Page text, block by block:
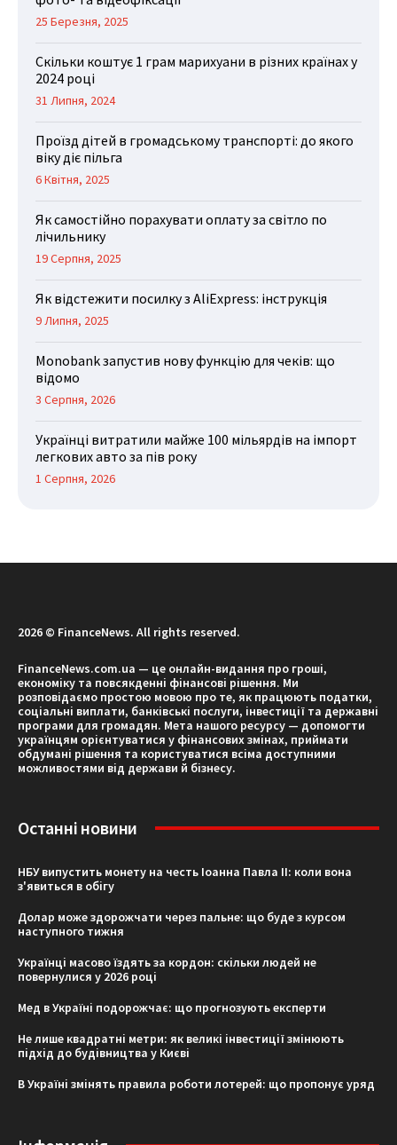
25 Березня, 2025
Скільки коштує 1 грам марихуани в різних країнах у
2024 році
31 Липня, 2024
Проїзд дітей в громадському транспорті: до якого
віку діє пільга
6 Квітня, 2025
Як самостійно порахувати оплату за світло по
лічильнику
19 Серпня, 2025
Як відстежити посилку з AliExpress: інструкція
9 Липня, 2025
Monobank запустив нову функцію для чеків: що
відомо
3 Серпня, 2026
Українці витратили майже 100 мільярдів на імпорт
легкових авто за пів року
1 Серпня, 2026
2026 © FinanceNews. All rights reserved.
FinanceNews.com.ua — це онлайн-видання про гроші,
економіку та повсякденні фінансові рішення. Ми
розповідаємо простою мовою про те, як працюють податки,
соціальні виплати, банківські послуги, інвестиції та державні
програми для громадян. Мета нашого ресурсу — допомогти
українцям орієнтуватися у фінансових змінах, приймати
обдумані рішення та користуватися всіма доступними
можливостями від держави й бізнесу.
Останні новини
НБУ випустить монету на честь Іоанна Павла II: коли вона
з'явиться в обігу
Долар може здорожчати через пальне: що буде з курсом
наступного тижня
Українці масово їздять за кордон: скільки людей не
повернулися у 2026 році
Мед в Україні подорожчає: що прогнозують експерти
Не лише квадратні метри: як великі інвестиції змінюють
підхід до будівництва у Києві
В Україні змінять правила роботи лотерей: що пропонує уряд